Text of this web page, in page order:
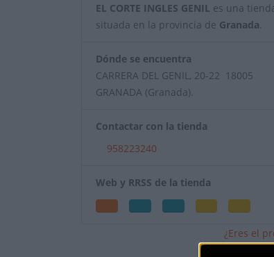
EL CORTE INGLES GENIL es una
situada en la provincia de Granada.
Dónde se encuentra
CARRERA DEL GENIL, 20-22 18005
GRANADA (Granada).
Contactar con la tienda
958223240
Web y RRSS de la tienda
¿Eres el